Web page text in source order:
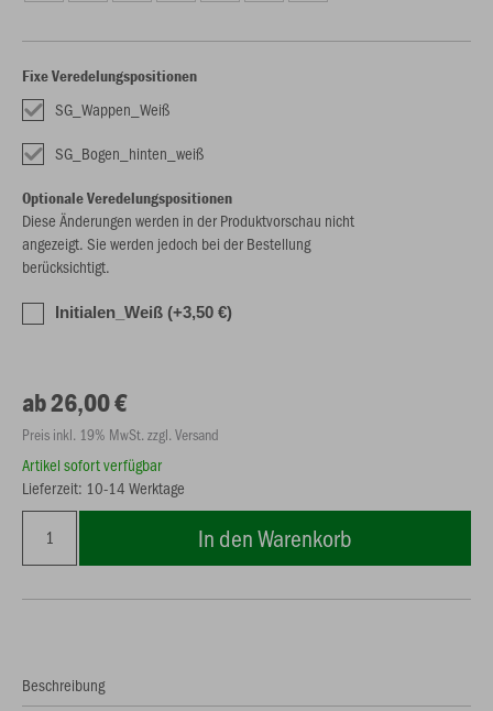
Fixe Veredelungspositionen
SG_Wappen_Weiß
SG_Bogen_hinten_weiß
Optionale Veredelungspositionen
Diese Änderungen werden in der Produktvorschau nicht
angezeigt. Sie werden jedoch bei der Bestellung
berücksichtigt.
Initialen_Weiß (+3,50 €)
ab 26,00 €
Preis inkl. 19% MwSt. zzgl. Versand
Artikel sofort verfügbar
Lieferzeit: 10-14 Werktage
In den Warenkorb
Beschreibung